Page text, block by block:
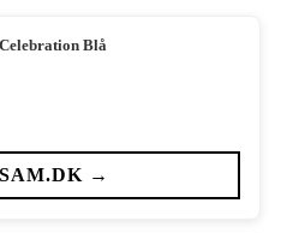
Blå
→